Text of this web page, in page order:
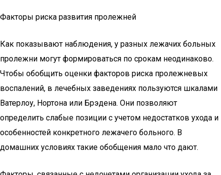
Факторы риска развития пролежней
Как показывают наблюдения, у разных лежачих больных
пролежни могут формироваться по срокам неодинаково.
Чтобы обобщить оценки факторов риска пролежневых
воспалений, в лечебных заведениях пользуются шкалами
Ватерлоу, Нортона или Брэдена. Они позволяют
определить слабые позиции с учетом недостатков ухода и
особенностей конкретного лежачего больного. В
домашних условиях такие обобщения мало что дают.